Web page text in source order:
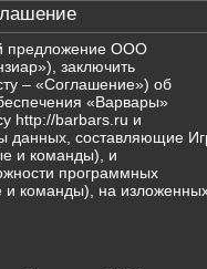
предложение ООО
заключить
– «Соглашение») об
«Варвары»
http://barbars.ru и
составляющие
и команды), и
программных
и команды), на